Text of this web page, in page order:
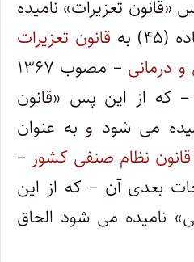
تعزیرات» نامیده
به
قانون تعزیرات
درمانی
– مصوب ۱۳۶۷
که از این پس «قانون
می شود و به عنوان
قانون نظام صنفی کشور –
اصلاحات بعدی آن – که از این
نامیده می شود الحاق